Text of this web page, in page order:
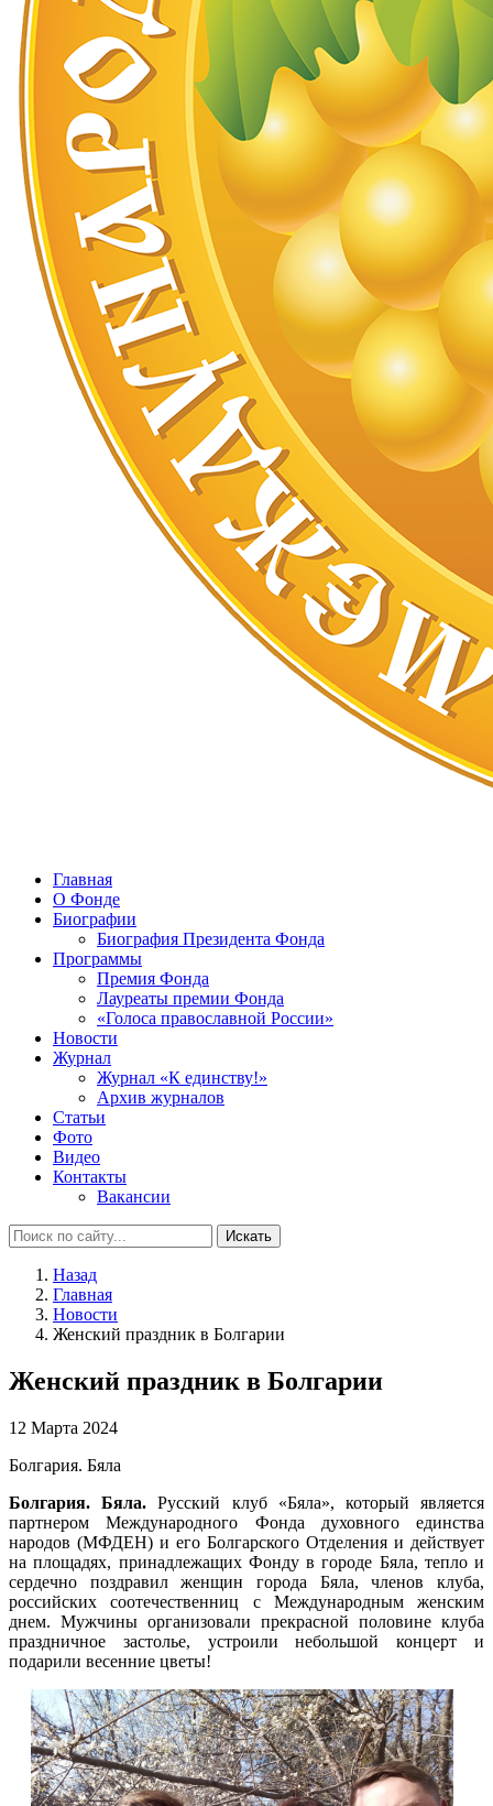
Главная
О Фонде
Биографии
Биография Президента Фонда
Программы
Премия Фонда
Лауреаты премии Фонда
«Голоса православной России»
Новости
Журнал
Журнал «К единству!»
Архив журналов
Статьи
Фото
Видео
Контакты
Вакансии
Искать
Назад
Главная
Новости
Женский праздник в Болгарии
Женский праздник в Болгарии
12 Марта 2024
Болгария. Бяла
Болгария. Бяла. Русский клуб «Бяла», который является
партнером Международного Фонда духовного единства
народов (МФДЕН) и его Болгарского Отделения и действует
на площадях, принадлежащих Фонду в городе Бяла, тепло и
сердечно поздравил женщин города Бяла, членов клуба,
российских соотечественниц с Международным женским
днем. Мужчины организовали прекрасной половине клуба
праздничное застолье, устроили небольшой концерт и
подарили весенние цветы!